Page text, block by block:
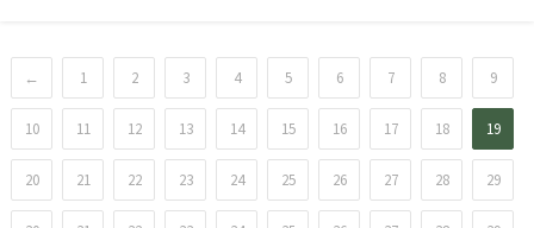
← 1 2 3 4 5 6 7 8 9
10 11 12 13 14 15 16 17 18 19
20 21 22 23 24 25 26 27 28 29